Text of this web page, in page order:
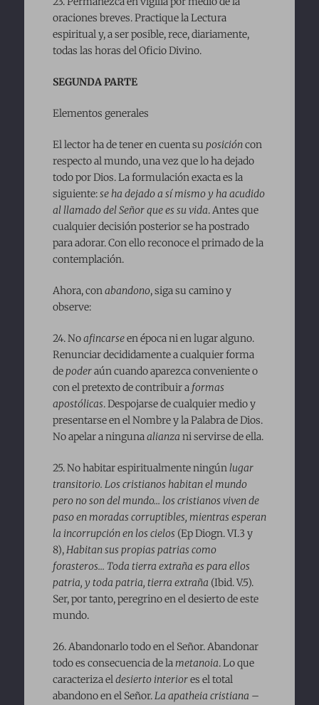
oraciones breves. Practique la Lectura
espiritual y, a ser posible, rece, diariamente,
todas las horas del Oficio Divino.
SEGUNDA PARTE
Elementos generales
El lector ha de tener en cuenta su posicióncon
respecto al mundo, una vez que lo ha dejado
todo por Dios. La formulación exacta es la
siguiente:se ha dejado a sí mismo y ha acudido
al llamado del Señor que es su vida. Antes que
cualquier decisión posterior se ha postrado
para adorar. Con ello reconoce el primado de la
contemplación.
Ahora, conabandono, siga su camino y
observe:
24. Noafincarseen época ni en lugar alguno.
Renunciar decididamente a cualquier forma
depoderaún cuando aparezca conveniente o
con el pretexto de contribuir a formas
apostólicas. Despojarse de cualquier medio y
presentarse en el Nombre y la Palabra de Dios.
No apelar a ningunaalianza ni servirse de ella.
25. No habitar espiritualmente ningúnlugar
transitorio. Los cristianos habitan el mundo
pero no son del mundo… los cristianos viven de
paso en moradas corruptibles, mientras esperan
la incorrupción en los cielos(Ep Diogn. VI.3 y
8),Habitan sus propias patrias como
forasteros… Toda tierra extraña es para ellos
patria, y toda patria, tierra extraña (Ibid. V.5).
Ser, por tanto, peregrino en el desierto de este
mundo.
26. Abandonarlo todo en el Señor. Abandonar
todo es consecuencia de lametanoia. Lo que
caracteriza eldesierto interiores el total
abandono en el Señor.La apatheia cristiana –